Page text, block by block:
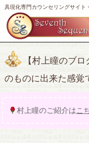
具現化専門カウンセリングサイト
【村上瞳のブ
のものに出来た感覚
村上瞳のご紹介はこ